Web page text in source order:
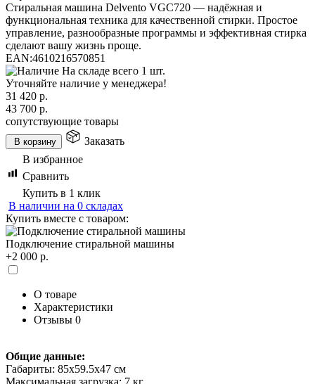
Стиральная машина Delvento VGC720 — надёжная и
функциональная техника для качественной стирки. Простое
управление, разнообразные программы и эффективная стирка
сделают вашу жизнь проще.
EAN:4610216570851
На складе всего 1 шт.
Уточняйте наличие у менеджера!
31 420 р.
43 700 р.
сопутствующие товары
В корзину
Заказать
В избранное
Сравнить
Купить в 1 клик
В наличии на 0 складах
Купить вместе с товаром:
Подключение стиральной машины
+2 000 р.
О товаре
Характеристики
Отзывы 0
Общие данные:
Габариты: 85x59.5x47 см
Максимальная загрузка: 7 кг